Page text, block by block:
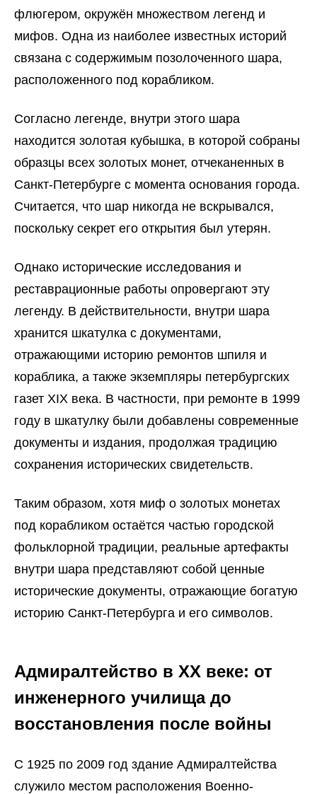
флюгером, окружён множеством легенд и
мифов. Одна из наиболее известных историй
связана с содержимым позолоченного шара,
расположенного под корабликом.
Согласно легенде, внутри этого шара
находится золотая кубышка, в которой собраны
образцы всех золотых монет, отчеканенных в
Санкт-Петербурге с момента основания города.
Считается, что шар никогда не вскрывался,
поскольку секрет его открытия был утерян.
Однако исторические исследования и
реставрационные работы опровергают эту
легенду. В действительности, внутри шара
хранится шкатулка с документами,
отражающими историю ремонтов шпиля и
кораблика, а также экземпляры петербургских
газет XIX века. В частности, при ремонте в 1999
году в шкатулку были добавлены современные
документы и издания, продолжая традицию
сохранения исторических свидетельств.
Таким образом, хотя миф о золотых монетах
под корабликом остаётся частью городской
фольклорной традиции, реальные артефакты
внутри шара представляют собой ценные
исторические документы, отражающие богатую
историю Санкт-Петербурга и его символов.
Адмиралтейство в XX веке: от
инженерного училища до
восстановления после войны
С 1925 по 2009 год здание Адмиралтейства
служило местом расположения Военно-